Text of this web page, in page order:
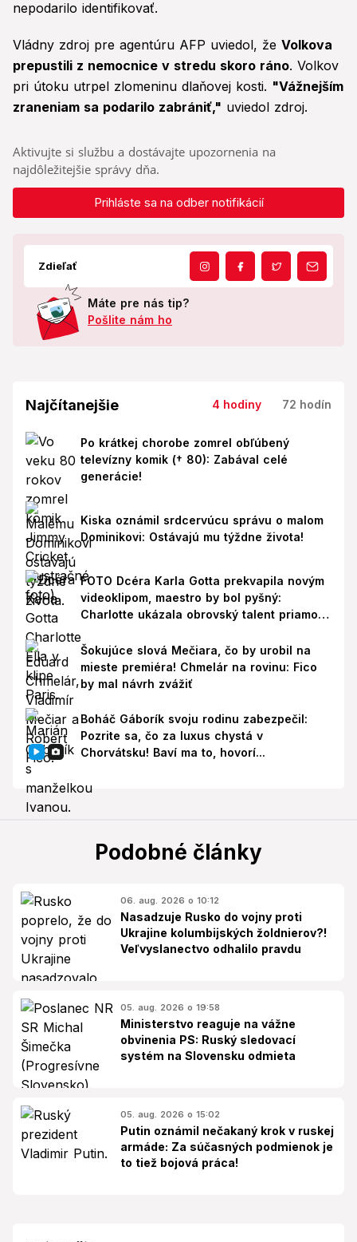
nepodarilo identifikovať.
Vládny zdroj pre agentúru AFP uviedol, že Volkova
prepustili z nemocnice v stredu skoro ráno. Volkov
pri útoku utrpel zlomeninu dlaňovej kosti. "Vážnejším
zraneniam sa podarilo zabrániť," uviedol zdroj.
Aktivujte si službu a dostávajte upozornenia na
najdôležitejšie správy dňa.
Prihláste sa na odber notifikácií
Zdieľať
Máte pre nás tip?
Pošlite nám ho
Najčítanejšie 4 hodiny 72 hodín
Po krátkej chorobe zomrel obľúbený
televízny komik († 80): Zabával celé
generácie!
Kiska oznámil srdcervúcu správu o malom
Dominikovi: Ostávajú mu týždne života!
FOTO Dcéra Karla Gotta prekvapila novým
videoklipom, maestro by bol pyšný:
Charlotte ukázala obrovský talent priamo v
Šokujúce slová Mečiara, čo by urobil na
mieste premiéra! Chmelár na rovinu: Fico
by mal návrh zvážiť
Boháč Gáborík svoju rodinu zabezpečil:
Pozrite sa, čo za luxus chystá v
Chorvátsku! Baví ma to, hovorí...
Podobné články
06. aug. 2026 o 10:12
Nasadzuje Rusko do vojny proti
Ukrajine kolumbijských žoldnierov?!
Veľvyslanectvo odhalilo pravdu
05. aug. 2026 o 19:58
Ministerstvo reaguje na vážne
obvinenia PS: Ruský sledovací
systém na Slovensku odmieta
05. aug. 2026 o 15:02
Putin oznámil nečakaný krok v ruskej
armáde: Za súčasných podmienok je
to tiež bojová práca!